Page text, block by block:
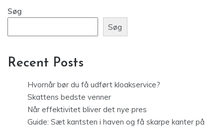
Søg
Søg
Recent Posts
Hvornår bør du få udført kloakservice?
Skattens bedste venner
Når effektivitet bliver det nye pres
Guide: Sæt kantsten i haven og få skarpe kanter på